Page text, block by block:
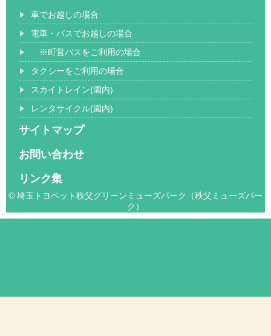
車でお越しの場合
電車・バスでお越しの場合
※町営バスをご利用の場合
タクシーをご利用の場合
スカイトレイン(園内)
レンタサイクル(園内)
サイトマップ
お問い合わせ
リンク集
© 埼玉トヨペット秩父グリーンミューズパーク（秩父ミューズパー
ク）